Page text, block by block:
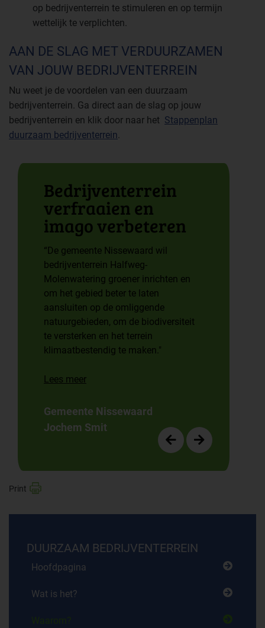
op bedrijventerrein te stimuleren en op termijn
wettelijk te verplichten.
AAN DE SLAG MET VERDUURZAMEN
VAN JOUW BEDRIJVENTERREIN
Nu weet je de voordelen van een duurzaam
bedrijventerrein. Ga direct aan de slag op jouw
bedrijventerrein en klik door naar het Stappenplan
duurzaam bedrijventerrein.
Bedrijven­terrein
verfraaien en
imago verbeteren
“De gemeente Nissewaard wil
bedrijventerrein Halfweg-
Molenwatering groener inrichten en
om het gebied beter te laten
aansluiten op de omliggende
natuurgebieden, om de biodiversiteit
te versterken en het terrein
klimaatbestendig te maken."
Lees meer
Gemeente Nissewaard
Jochem Smit
DUURZAAM BEDRIJVENTERREIN
Hoofdpagina
Wat is het?